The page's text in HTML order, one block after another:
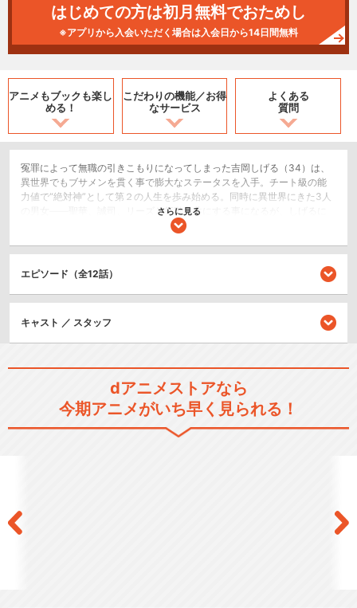
はじめての方は初月無料でおためし
※アプリから入会いただく場合は入会日から14日間無料
アニメもブックも楽し
める！
こだわりの機能／お得
なサービス
よくある
質問
冤罪によって無職の引きこもりになってしまった吉岡しげる（34）は、
異世界でもブサメンを貫く事で膨大なステータスを入手。チート級の能
力値で“絶対神”として第２の人生を歩み始める。同時に異世界にきた3人
の男女――聖華、誠司、リーズと行動を共にする事になるが、しげるに
は「女の子に触れるだけでHPが減ってしまう」という弱点が……。危険
――？
SF/ファンタジー
コメディ/ギャグ
アクション/バトル
さらに見る
エピソード（全12話）
キャスト ／ スタッフ
dアニメストアなら
今期アニメがいち早く見られる！